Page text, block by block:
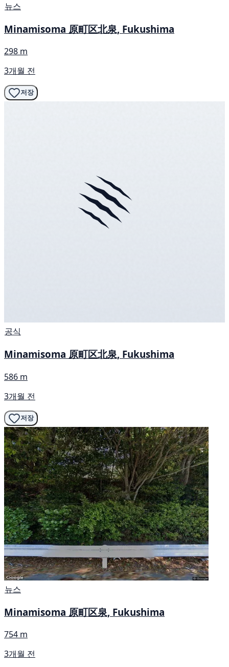
뉴스
Minamisoma 原町区北泉, Fukushima
298 m
3개월 전
저장
공식
Minamisoma 原町区北泉, Fukushima
586 m
3개월 전
저장
뉴스
Minamisoma 原町区泉, Fukushima
754 m
3개월 전